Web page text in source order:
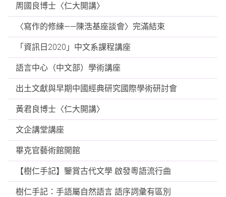
周國良博士〈仁大開講〉
〈寫作的修練——陳浩基座談會〉完滿結束
「資訊日2020」中文系課程講座
語言中心（中文部）學術講座
出土文獻與早期中國經典研究國際學術研討會
黃君良博士〈仁大開講〉
文企講堂講座
畢克官藝術館開館
【樹仁手記】鑒賞古代文學 啟發粵語流行曲
樹仁手記：手語屬自然語言 語序詞彙有區別